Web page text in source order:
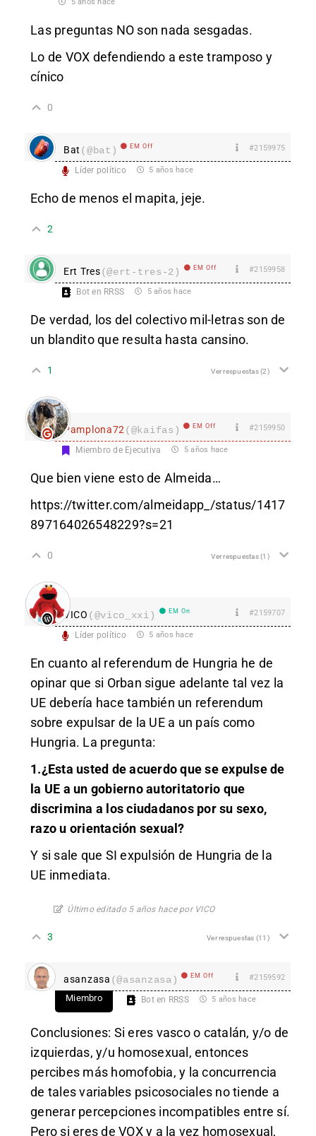
5 años hace
Las preguntas NO son nada sesgadas.
Lo de VOX defendiendo a este tramposo y
cínico
0
Bat (@bat) EM Off #2159975
Líder político 5 años hace
Echo de menos el mapita, jeje.
2
Ert Tres(@ert-tres-2) EM Off #2159958
Bot en RRSS 5 años hace
De verdad, los del colectivo mil-letras son de
un blandito que resulta hasta cansino.
1 Ver respuestas(2)
Pamplona72(@kaifas) EM Off #2159950
Miembro de Ejecutiva 5 años hace
Que bien viene esto de Almeida…
https://twitter.com/almeidapp_/status/1417
897164026548229?s=21
0 Ver respuestas(1)
VICO (@vico_xxi) EM On #2159707
Líder político 5 años hace
En cuanto al referendum de Hungria he de
opinar que si Orban sigue adelante tal vez la
UE debería hace también un referendum
sobre expulsar de la UE a un país como
Hungria. La pregunta:
1.¿Esta usted de acuerdo que se expulse de
la UE a un gobierno autoritatorio que
discrimina a los ciudadanos por su sexo,
razo u orientación sexual?
Y si sale que SI expulsión de Hungria de la
UE inmediata.
Último editado 5 años hace por VICO
3 Ver respuestas (11)
asanzasa (@asanzasa) EM Off #2159592
Miembro Bot en RRSS 5 años hace
Conclusiones: Si eres vasco o catalán, y/o de
izquierdas, y/u homosexual, entonces
percibes más homofobia, y la concurrencia
de tales variables psicosociales no tiende a
generar percepciones incompatibles entre sí.
Pero si eres de VOX y a la vez homosexual,